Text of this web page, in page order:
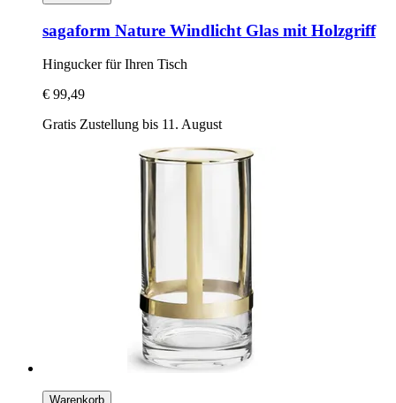
sagaform Nature Windlicht Glas mit Holzgriff
Hingucker für Ihren Tisch
€ 99,49
Gratis Zustellung bis 11. August
Warenkorb